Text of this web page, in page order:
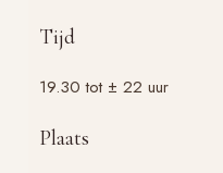
Tijd
19.30 tot ± 22 uur
Plaats